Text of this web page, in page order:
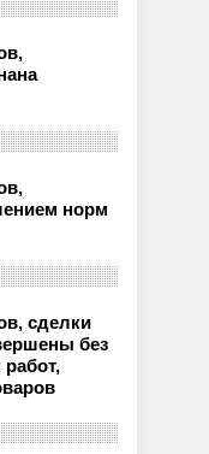
норм
сделки
без